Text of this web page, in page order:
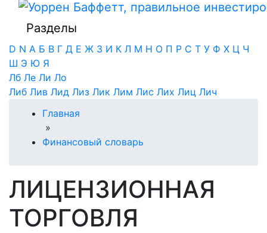
Разделы
D N А Б В Г Д Е Ж З И К Л М Н О П Р С Т У Ф Х Ц Ч
Ш Э Ю Я
Лб Ле Ли Ло
Либ Лив Лид Лиз Лик Лим Лис Лих Лиц Лич
Главная
»
Финансовый словарь
ЛИЦЕНЗИОННАЯ
ТОРГОВЛЯ